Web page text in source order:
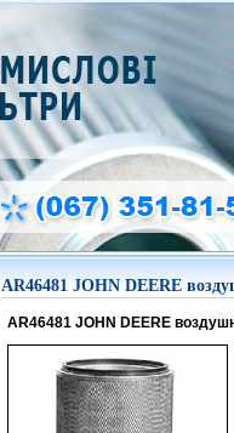
AR46481 JOHN DEERE
AR46481 JOHN DEERE